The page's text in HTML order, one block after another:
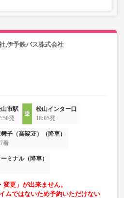
,伊予鉄バス株式会社
市駅
発
松山インター口
18:05発
子（高架5F）（降車）
着
ミナル（降車）
更」が出来ません。
ムではないため予約いただけない